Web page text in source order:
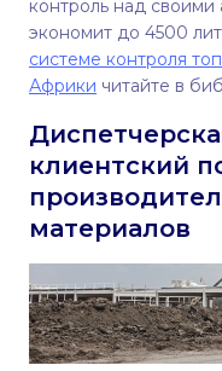
контроль над своими
экономит до 4500
системе контроля
Африки читайте в
клиентский
материалов